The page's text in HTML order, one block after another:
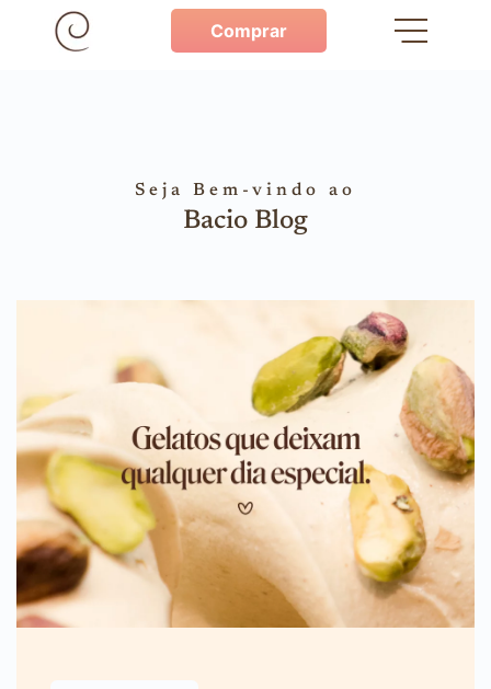
Comprar
Seja Bem-vindo ao
Bacio Blog